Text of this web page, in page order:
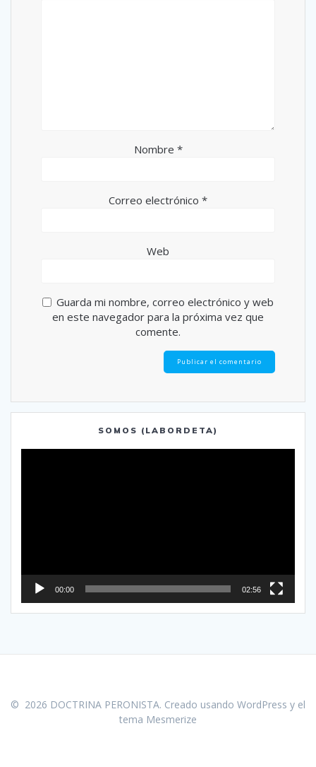
Nombre *
Correo electrónico *
Web
Guarda mi nombre, correo electrónico y web
en este navegador para la próxima vez que
comente.
SOMOS (LABORDETA)
00:00 02:56
© 2026 DOCTRINA PERONISTA. Creado usando WordPress y el
tema Mesmerize